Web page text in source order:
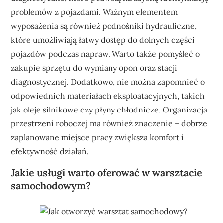
problemów z pojazdami. Ważnym elementem
wyposażenia są również podnośniki hydrauliczne,
które umożliwiają łatwy dostęp do dolnych części
pojazdów podczas napraw. Warto także pomyśleć o
zakupie sprzętu do wymiany opon oraz stacji
diagnostycznej. Dodatkowo, nie można zapomnieć o
odpowiednich materiałach eksploatacyjnych, takich
jak oleje silnikowe czy płyny chłodnicze. Organizacja
przestrzeni roboczej ma również znaczenie – dobrze
zaplanowane miejsce pracy zwiększa komfort i
efektywność działań.
Jakie usługi warto oferować w warsztacie
samochodowym?